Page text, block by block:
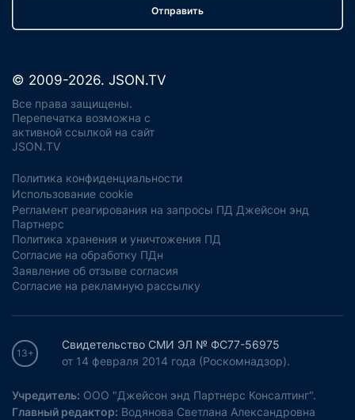
Отправить
© 2009-2026. JSON.TV
Все права защищены.
Перепечатка возможна с
активной ссылкой на сайт
JSON.TV
Политика конфиденциальности
Использование cookie
Регламент реагирования на запросы ПД Джейсон энд
Партнерс
Политика хранения и уничтожения ПД
Согласие на обработку ПДн
Заявление об отзыве согласия
Согласие на рекламную рассылку
13+
Свидетельство СМИ ЭЛ № ФС77-56975
от 14 февраля 2014 года (Роскомнадзор).
Учредитель: ООО "Джейсон энд Партнерс Консалтинг".
Главный редактор: Водянова Светлана Александровна